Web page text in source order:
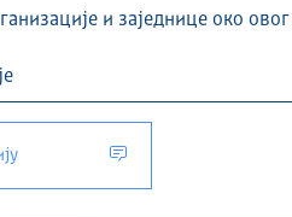
и заједнице око